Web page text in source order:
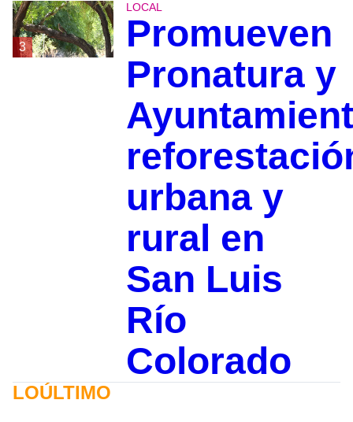
3
LOCAL
Promueven
Pronatura y
urbana y
rural en
San Luis
Río
Colorado
LOÚLTIMO